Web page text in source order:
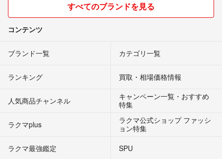
すべてのブランドを見る
コンテンツ
ブランド一覧 カテゴリ一覧
ランキング 買取・相場価格情報
人気商品チャンネル
キャンペーン一覧・おすすめ
特集
ラクマplus
ラクマ公式ショップ ファッシ
ョン特集
ラクマ最強鑑定
SPU